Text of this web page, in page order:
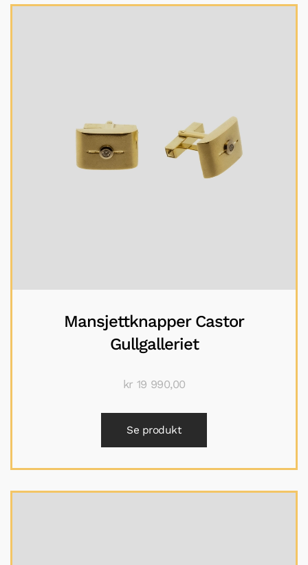
Mansjettknapper Castor
Gullgalleriet
kr 19 990,00
Se produkt